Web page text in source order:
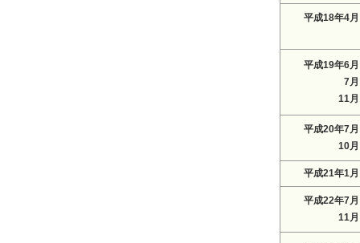
平成18年4月
平成19年6月
7月
11月
平成20年7月
10月
平成21年1月
平成22年7月
11月